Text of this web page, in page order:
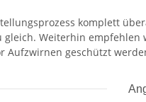
komplett
Weiterhin
Aufzwirnen geschützt